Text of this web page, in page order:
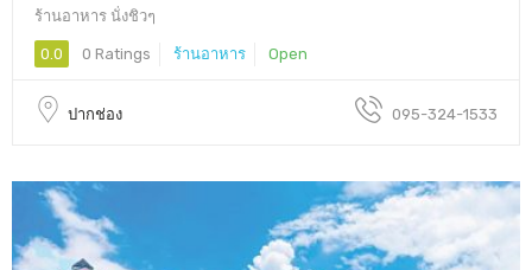
ร้านอาหาร นั่งชิวๆ
0.0 0 Ratings ร้านอาหาร Open
ปากช่อง 095-324-1533